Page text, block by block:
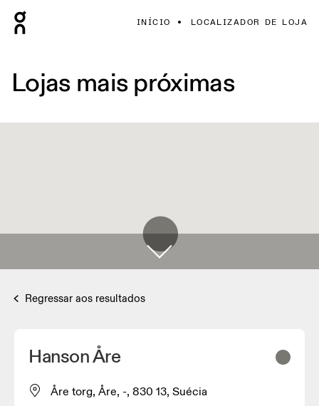
INÍCIO LOCALIZADOR DE LOJA
Lojas mais próximas
Regressar aos resultados
Hanson Åre
Åre torg, Åre, -, 830 13, Suécia